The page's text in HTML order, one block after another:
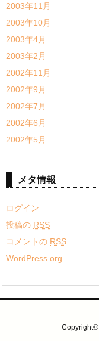
2003年11月
2003年10月
2003年4月
2003年2月
2002年11月
2002年9月
2002年7月
2002年6月
2002年5月
メタ情報
ログイン
投稿の RSS
コメントの RSS
WordPress.org
Copyright©